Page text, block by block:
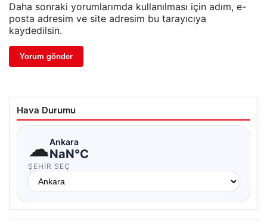
Daha sonraki yorumlarımda kullanılması için adım, e-
posta adresim ve site adresim bu tarayıcıya
kaydedilsin.
Hava Durumu
☁Ankara
NaN°C
ŞEHIR SEÇ